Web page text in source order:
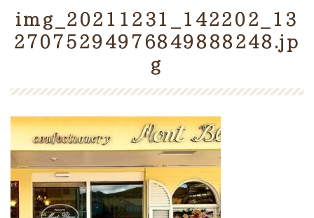
img_20211231_142202_13
27075294976849888248.jp
g